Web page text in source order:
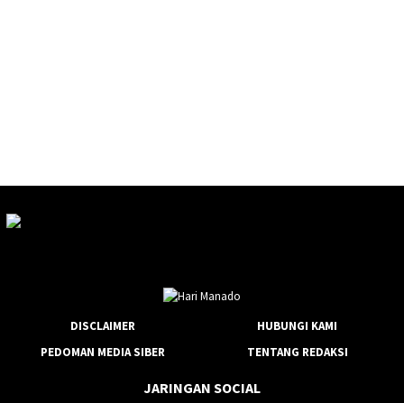
DISCLAIMER
HUBUNGI KAMI
PEDOMAN MEDIA SIBER
TENTANG REDAKSI
JARINGAN SOCIAL